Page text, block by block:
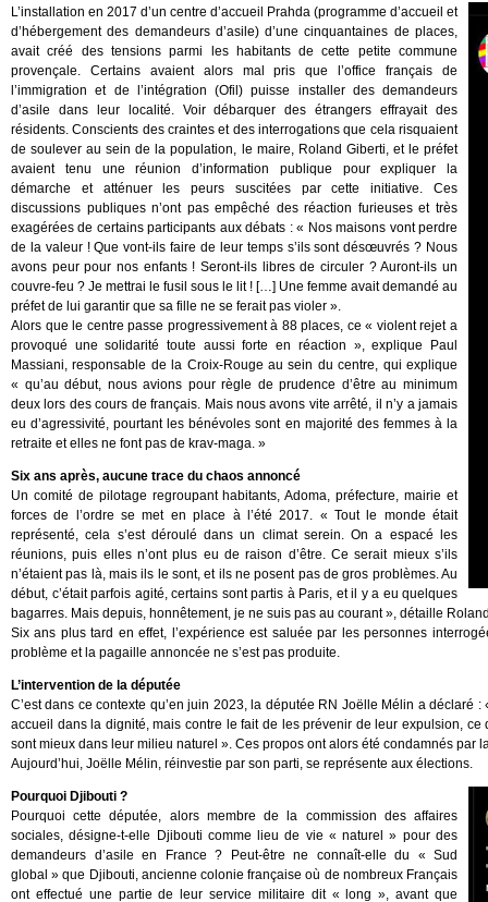
L’installation en 2017 d’un centre d’accueil Prahda (programme d’accueil et
d’hébergement des demandeurs d’asile) d’une cinquantaines de places,
avait créé des tensions parmi les habitants de cette petite commune
provençale. Certains avaient alors mal pris que l’office français de
l’immigration et de l’intégration (Ofil) puisse installer des demandeurs
d’asile dans leur localité. Voir débarquer des étrangers effrayait des
résidents. Conscients des craintes et des interrogations que cela risquaient
de soulever au sein de la population, le maire, Roland Giberti, et le préfet
avaient tenu une réunion d’information publique pour expliquer la
démarche et atténuer les peurs suscitées par cette initiative. Ces
discussions publiques n’ont pas empêché des réaction furieuses et très
exagérées de certains participants aux débats : « Nos maisons vont perdre
de la valeur ! Que vont-ils faire de leur temps s’ils sont désœuvrés ? Nous
avons peur pour nos enfants ! Seront-ils libres de circuler ? Auront-ils un
couvre-feu ? Je mettrai le fusil sous le lit ! […] Une femme avait demandé au
préfet de lui garantir que sa fille ne se ferait pas violer ».
Alors que le centre passe progressivement à 88 places, ce « violent rejet a
provoqué une solidarité toute aussi forte en réaction », explique Paul
Massiani, responsable de la Croix-Rouge au sein du centre, qui explique
« qu’au début, nous avions pour règle de prudence d’être au minimum
deux lors des cours de français. Mais nous avons vite arrêté, il n’y a jamais
eu d’agressivité, pourtant les bénévoles sont en majorité des femmes à la
retraite et elles ne font pas de krav-maga. »
Six ans après, aucune trace du chaos annoncé
Un comité de pilotage regroupant habitants, Adoma, préfecture, mairie et
forces de l’ordre se met en place à l’été 2017. « Tout le monde était
représenté, cela s’est déroulé dans un climat serein. On a espacé les
réunions, puis elles n’ont plus eu de raison d’être. Ce serait mieux s’ils
n’étaient pas là, mais ils le sont, et ils ne posent pas de gros problèmes. Au
début, c’était parfois agité, certains sont partis à Paris, et il y a eu quelques
bagarres. Mais depuis, honnêtement, je ne suis pas au courant », détaille
Six ans plus tard en effet, l’expérience est saluée par les personnes
problème et la pagaille annoncée ne s’est pas produite.
L’intervention de la députée
C’est dans ce contexte qu’en juin 2023, la députée RN Joëlle Mélin a
accueil dans la dignité, mais contre le fait de les prévenir de leur expulsion,
sont mieux dans leur milieu naturel ». Ces propos ont alors été condamnés par
Aujourd’hui, Joëlle Mélin, réinvestie par son parti, se représente aux élections.
Pourquoi Djibouti ?
Pourquoi cette députée, alors membre de la commission des affaires
sociales, désigne-t-elle Djibouti comme lieu de vie « naturel » pour des
demandeurs d’asile en France ? Peut-être ne connaît-elle du « Sud
global » que Djibouti, ancienne colonie française où de nombreux Français
ont effectué une partie de leur service militaire dit « long », avant que